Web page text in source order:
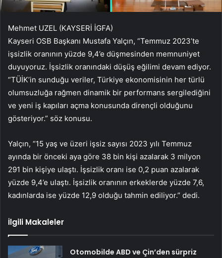
Mehmet UZEL (KAYSERİ İGFA)
Kayseri OSB Başkanı Mustafa Yalçın, “Temmuz 2023’te
işsizlik oranının yüzde 9,4’e düşmesinden memnuniyet
duyuyoruz. İşsizlik oranındaki düşüş eğilimi devam ediyor.
“TÜİK’in sunduğu veriler, Türkiye ekonomisinin her türlü
olumsuzluğa rağmen dinamik bir performans sergilediğini
ve yeni iş kapıları açma konusunda dirençli olduğunu
gösteriyor.” söz konusu.
Yalçın, “15 yaş ve üzeri işsiz sayısı 2023 yılı Temmuz
ayında bir önceki aya göre 38 bin kişi azalarak 3 milyon
291 bin kişiye ulaştı. İşsizlik oranı ise 0,2 puan azalarak
yüzde 9,4’e ulaştı. İşsizlik oranının erkeklerde yüzde 7,6,
kadınlarda ise yüzde 12,9 olduğu tahmin ediliyor.” dedi.
İlgili Makaleler
Otomobilde ABD ve Çin’den sürpriz